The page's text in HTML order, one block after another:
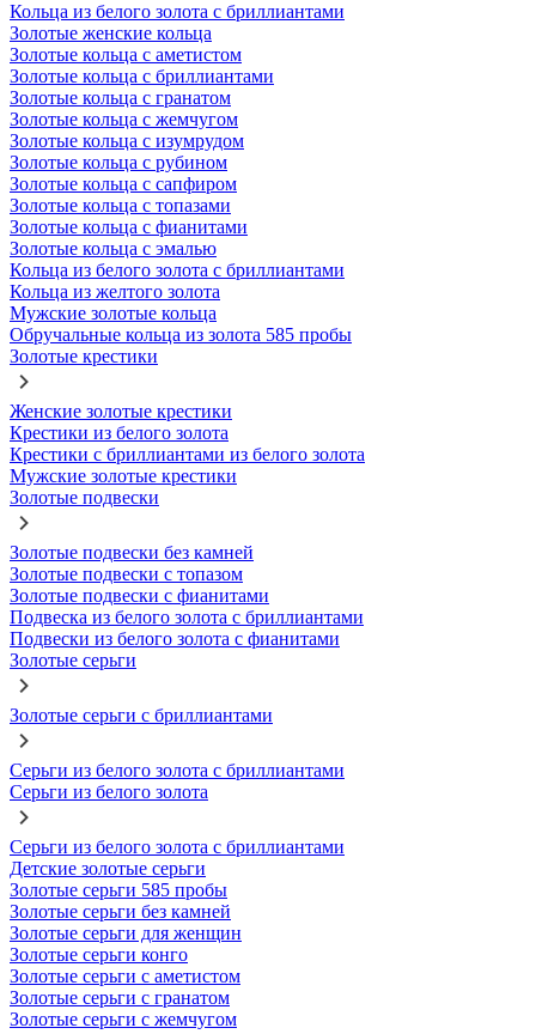
Кольца из белого золота с бриллиантами
Золотые женские кольца
Золотые кольца с аметистом
Золотые кольца с бриллиантами
Золотые кольца с гранатом
Золотые кольца с жемчугом
Золотые кольца с изумрудом
Золотые кольца с рубином
Золотые кольца с сапфиром
Золотые кольца с топазами
Золотые кольца с фианитами
Золотые кольца с эмалью
Кольца из белого золота с бриллиантами
Кольца из желтого золота
Мужские золотые кольца
Обручальные кольца из золота 585 пробы
Золотые крестики
Женские золотые крестики
Крестики из белого золота
Крестики с бриллиантами из белого золота
Мужские золотые крестики
Золотые подвески
Золотые подвески без камней
Золотые подвески с топазом
Золотые подвески с фианитами
Подвеска из белого золота с бриллиантами
Подвески из белого золота с фианитами
Золотые серьги
Золотые серьги с бриллиантами
Серьги из белого золота с бриллиантами
Серьги из белого золота
Серьги из белого золота с бриллиантами
Детские золотые серьги
Золотые серьги 585 пробы
Золотые серьги без камней
Золотые серьги для женщин
Золотые серьги конго
Золотые серьги с аметистом
Золотые серьги с гранатом
Золотые серьги с жемчугом